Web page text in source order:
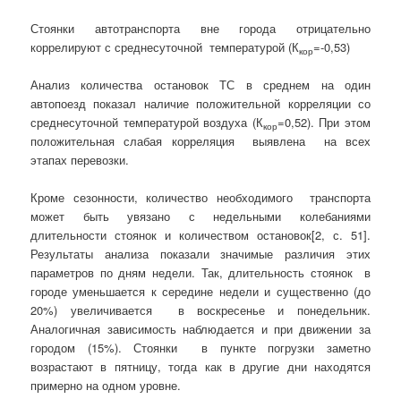
Стоянки автотранспорта вне города отрицательно
коррелируют с среднесуточной температурой (Ккор=-0,53)
Анализ количества остановок ТС в среднем на один
автопоезд показал наличие положительной корреляции со
среднесуточной температурой воздуха (Ккор=0,52). При этом
положительная слабая корреляция выявлена на всех
этапах перевозки.
Кроме сезонности, количество необходимого транспорта
может быть увязано с недельными колебаниями
длительности стоянок и количеством остановок[2, с. 51].
Результаты анализа показали значимые различия этих
параметров по дням недели. Так, длительность стоянок в
городе уменьшается к середине недели и существенно (до
20%) увеличивается в воскресенье и понедельник.
Аналогичная зависимость наблюдается и при движении за
городом (15%). Стоянки в пункте погрузки заметно
возрастают в пятницу, тогда как в другие дни находятся
примерно на одном уровне.